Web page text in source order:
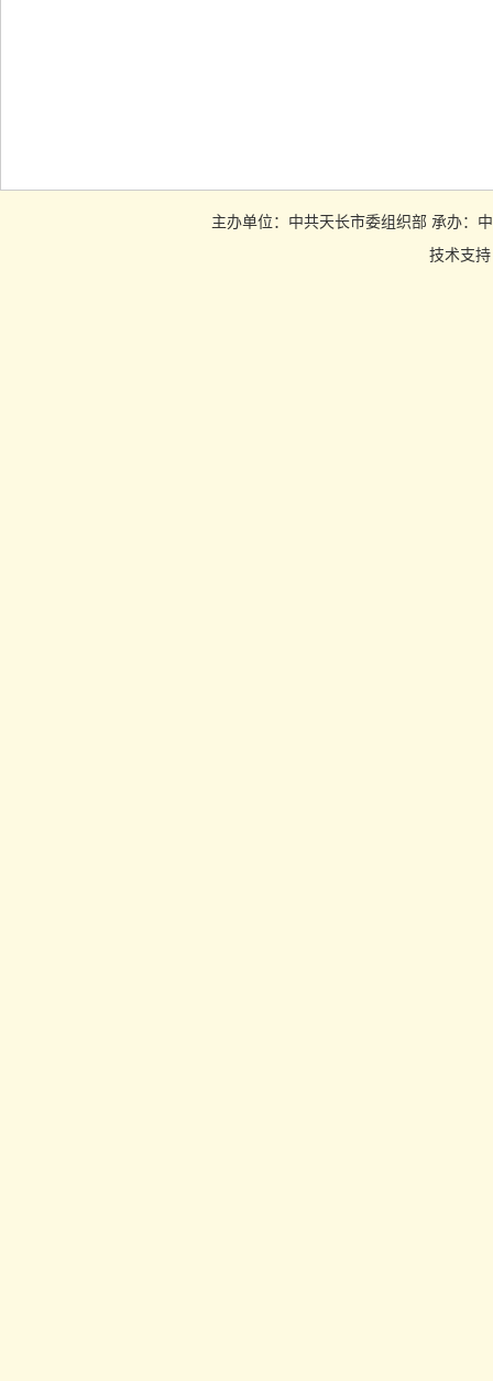
主办单位：中共天长市委组织部 承办：
技术支持